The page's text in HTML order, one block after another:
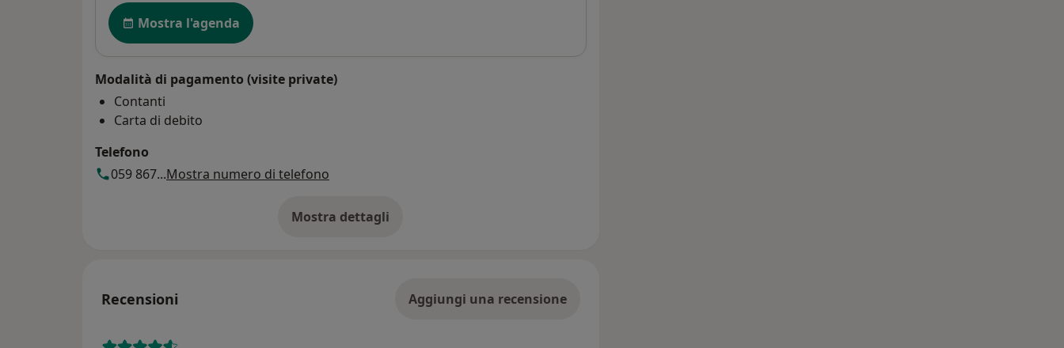
Disponibilità
Mostra l'agenda
Modalità di pagamento (visite private)
Contanti
Carta di debito
Telefono
059 867...Mostra numero di telefono
Mostra dettagli
sull'indirizzo
Recensioni Aggiungi una recensione